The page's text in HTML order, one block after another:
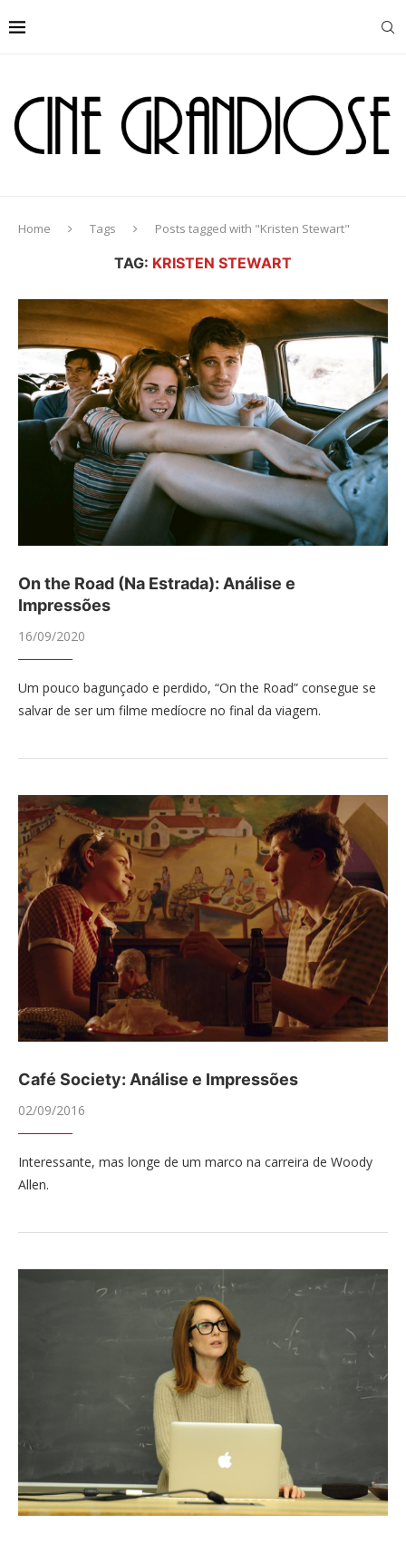
Home Tags Posts tagged with "Kristen Stewart"
TAG: KRISTEN STEWART
On the Road (Na Estrada): Análise e
Impressões
16/09/2020
Um pouco bagunçado e perdido, “On the Road” consegue se
salvar de ser um filme medíocre no final da viagem.
Café Society: Análise e Impressões
02/09/2016
Interessante, mas longe de um marco na carreira de Woody
Allen.